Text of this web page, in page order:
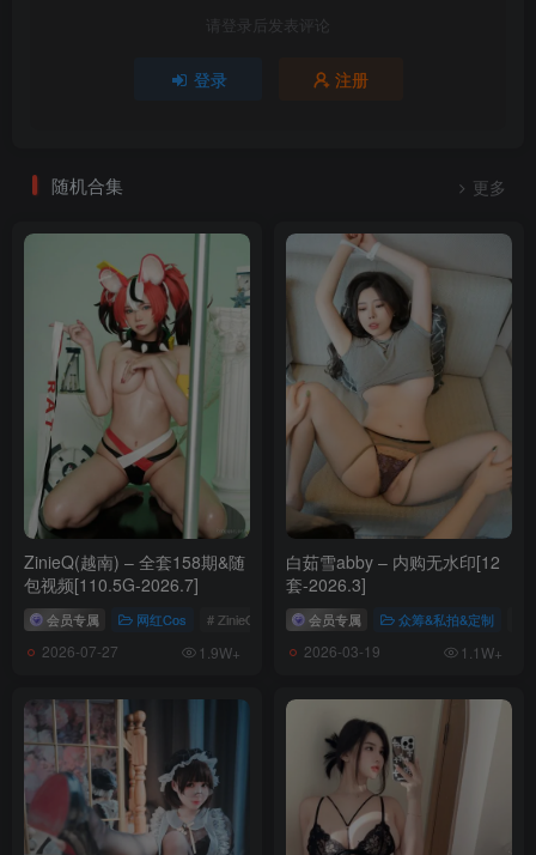
请登录后发表评论
登录 注册
随机合集 更多
ZinieQ(越南) – 全套158期&随
包视频[110.5G-2026.7]
会员专属 网红Cos # ZinieQ
2026-07-27 1.9W+
白茹雪abby – 内购无水印[12
套-2026.3]
会员专属 众筹&私拍&定制
2026-03-19 1.1W+